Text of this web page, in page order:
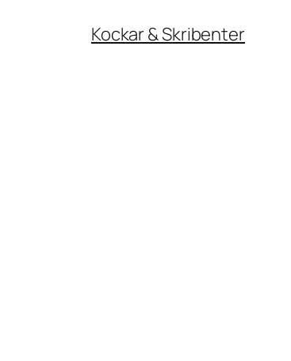
Kockar & Skribenter